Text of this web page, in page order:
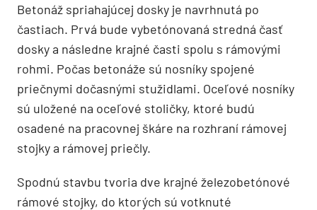
Betonáž spriahajúcej dosky je navrhnutá po
častiach. Prvá bude vybetónovaná stredná časť
dosky a následne krajné časti spolu s rámovými
rohmi. Počas betonáže sú nosníky spojené
priečnymi dočasnými stužidlami. Oceľové nosníky
sú uložené na oceľové stoličky, ktoré budú
osadené na pracovnej škáre na rozhraní rámovej
stojky a rámovej priečly.
Spodnú stavbu tvoria dve krajné železobetónové
rámové stojky, do ktorých sú votknuté